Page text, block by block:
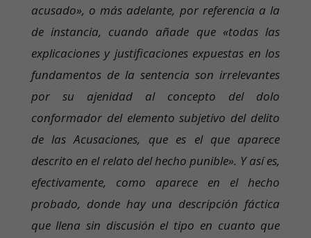
acusado», o más adelante, por referencia a la
de instancia, cuando añade que «todas las
explicaciones y justificaciones expuestas en los
fundamentos de la sentencia son irrelevantes
por su ajenidad al concepto del dolo
conformador del elemento subjetivo del delito
de las Acusaciones, que es el que aparece
descrito en el relato del hecho punible». Y así es,
efectivamente, como aparece en el hecho
probado, donde hay una descripción fáctica
que llena sin discusión el tipo en cuanto que